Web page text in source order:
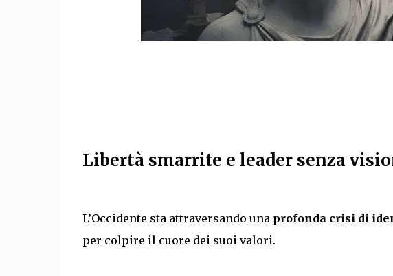
Libertà smarrite e leader senza
L’Occidente sta attraversando una profonda crisi di
per colpire il cuore dei suoi valori.